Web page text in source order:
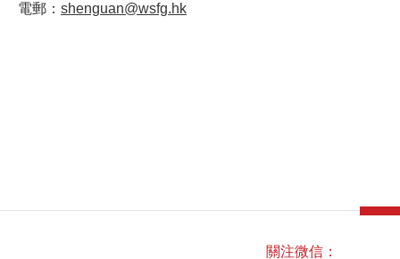
電郵： shenguan@wsfg.hk
關注微信：